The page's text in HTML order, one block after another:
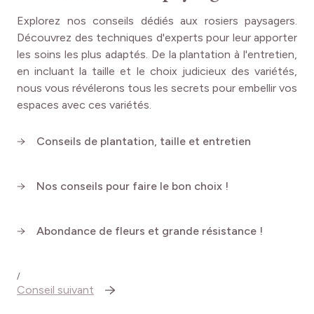
Choisissez unemplacement ensoleillé et bien drainé,
même s'il tolère un peu d'ombre en milieu de journée.
Préparez un sol riche, légèrement acide en l'amendant
avec dufumier oudu compost. Creusez un trou assez
large pour étaler les racines. Plantez en espaçant les
rosiers de 40 à 50 cm ettassez fermement la terre
abondamment.
au pied évitera la pousse des mauvaises herbes et gardera
sécheresse prolongée, mais sans excès pour éviter de
garder un feuillage humide propice aux maladies. Un
maintiendra une floraison abondante. La bonne résistance
naturelle d'Icy DRIFT® aux maladies et sa
Explorez nos conseils dédiés aux rosiers paysagers.
Découvrez des techniques d'experts pour leur apporter
les soins les plus adaptés. De la plantation à l'entretien,
en incluant la taille et le choix judicieux des variétés,
nous vous révélerons tous les secrets pour embellir vos
espaces avec ces variétés.
Conseils de plantation, taille et entretien
Nos conseils pour faire le bon choix !
Abondance de fleurs et grande résistance !
/
Conseil suivant